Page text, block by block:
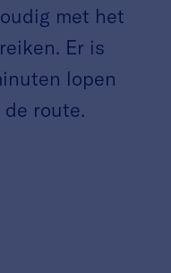
met het
Er is
lopen
route.